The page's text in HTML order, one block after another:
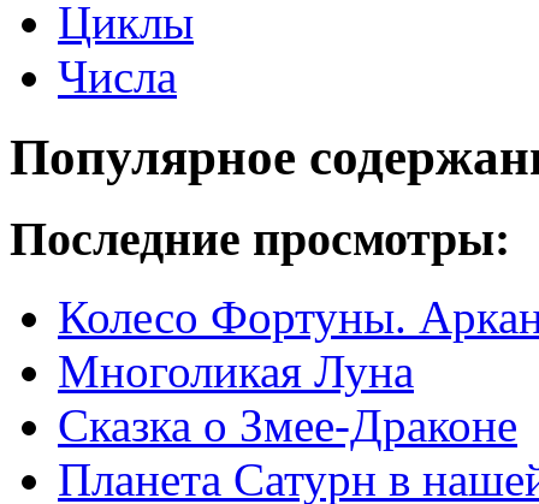
Циклы
Числа
Популярное
Последние просмотры:
Колесо Фортуны.
Многоликая Луна
Сказка о Змее-Драконе
Планета Сатурн в